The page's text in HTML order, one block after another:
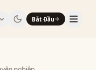
Bắt Đầu